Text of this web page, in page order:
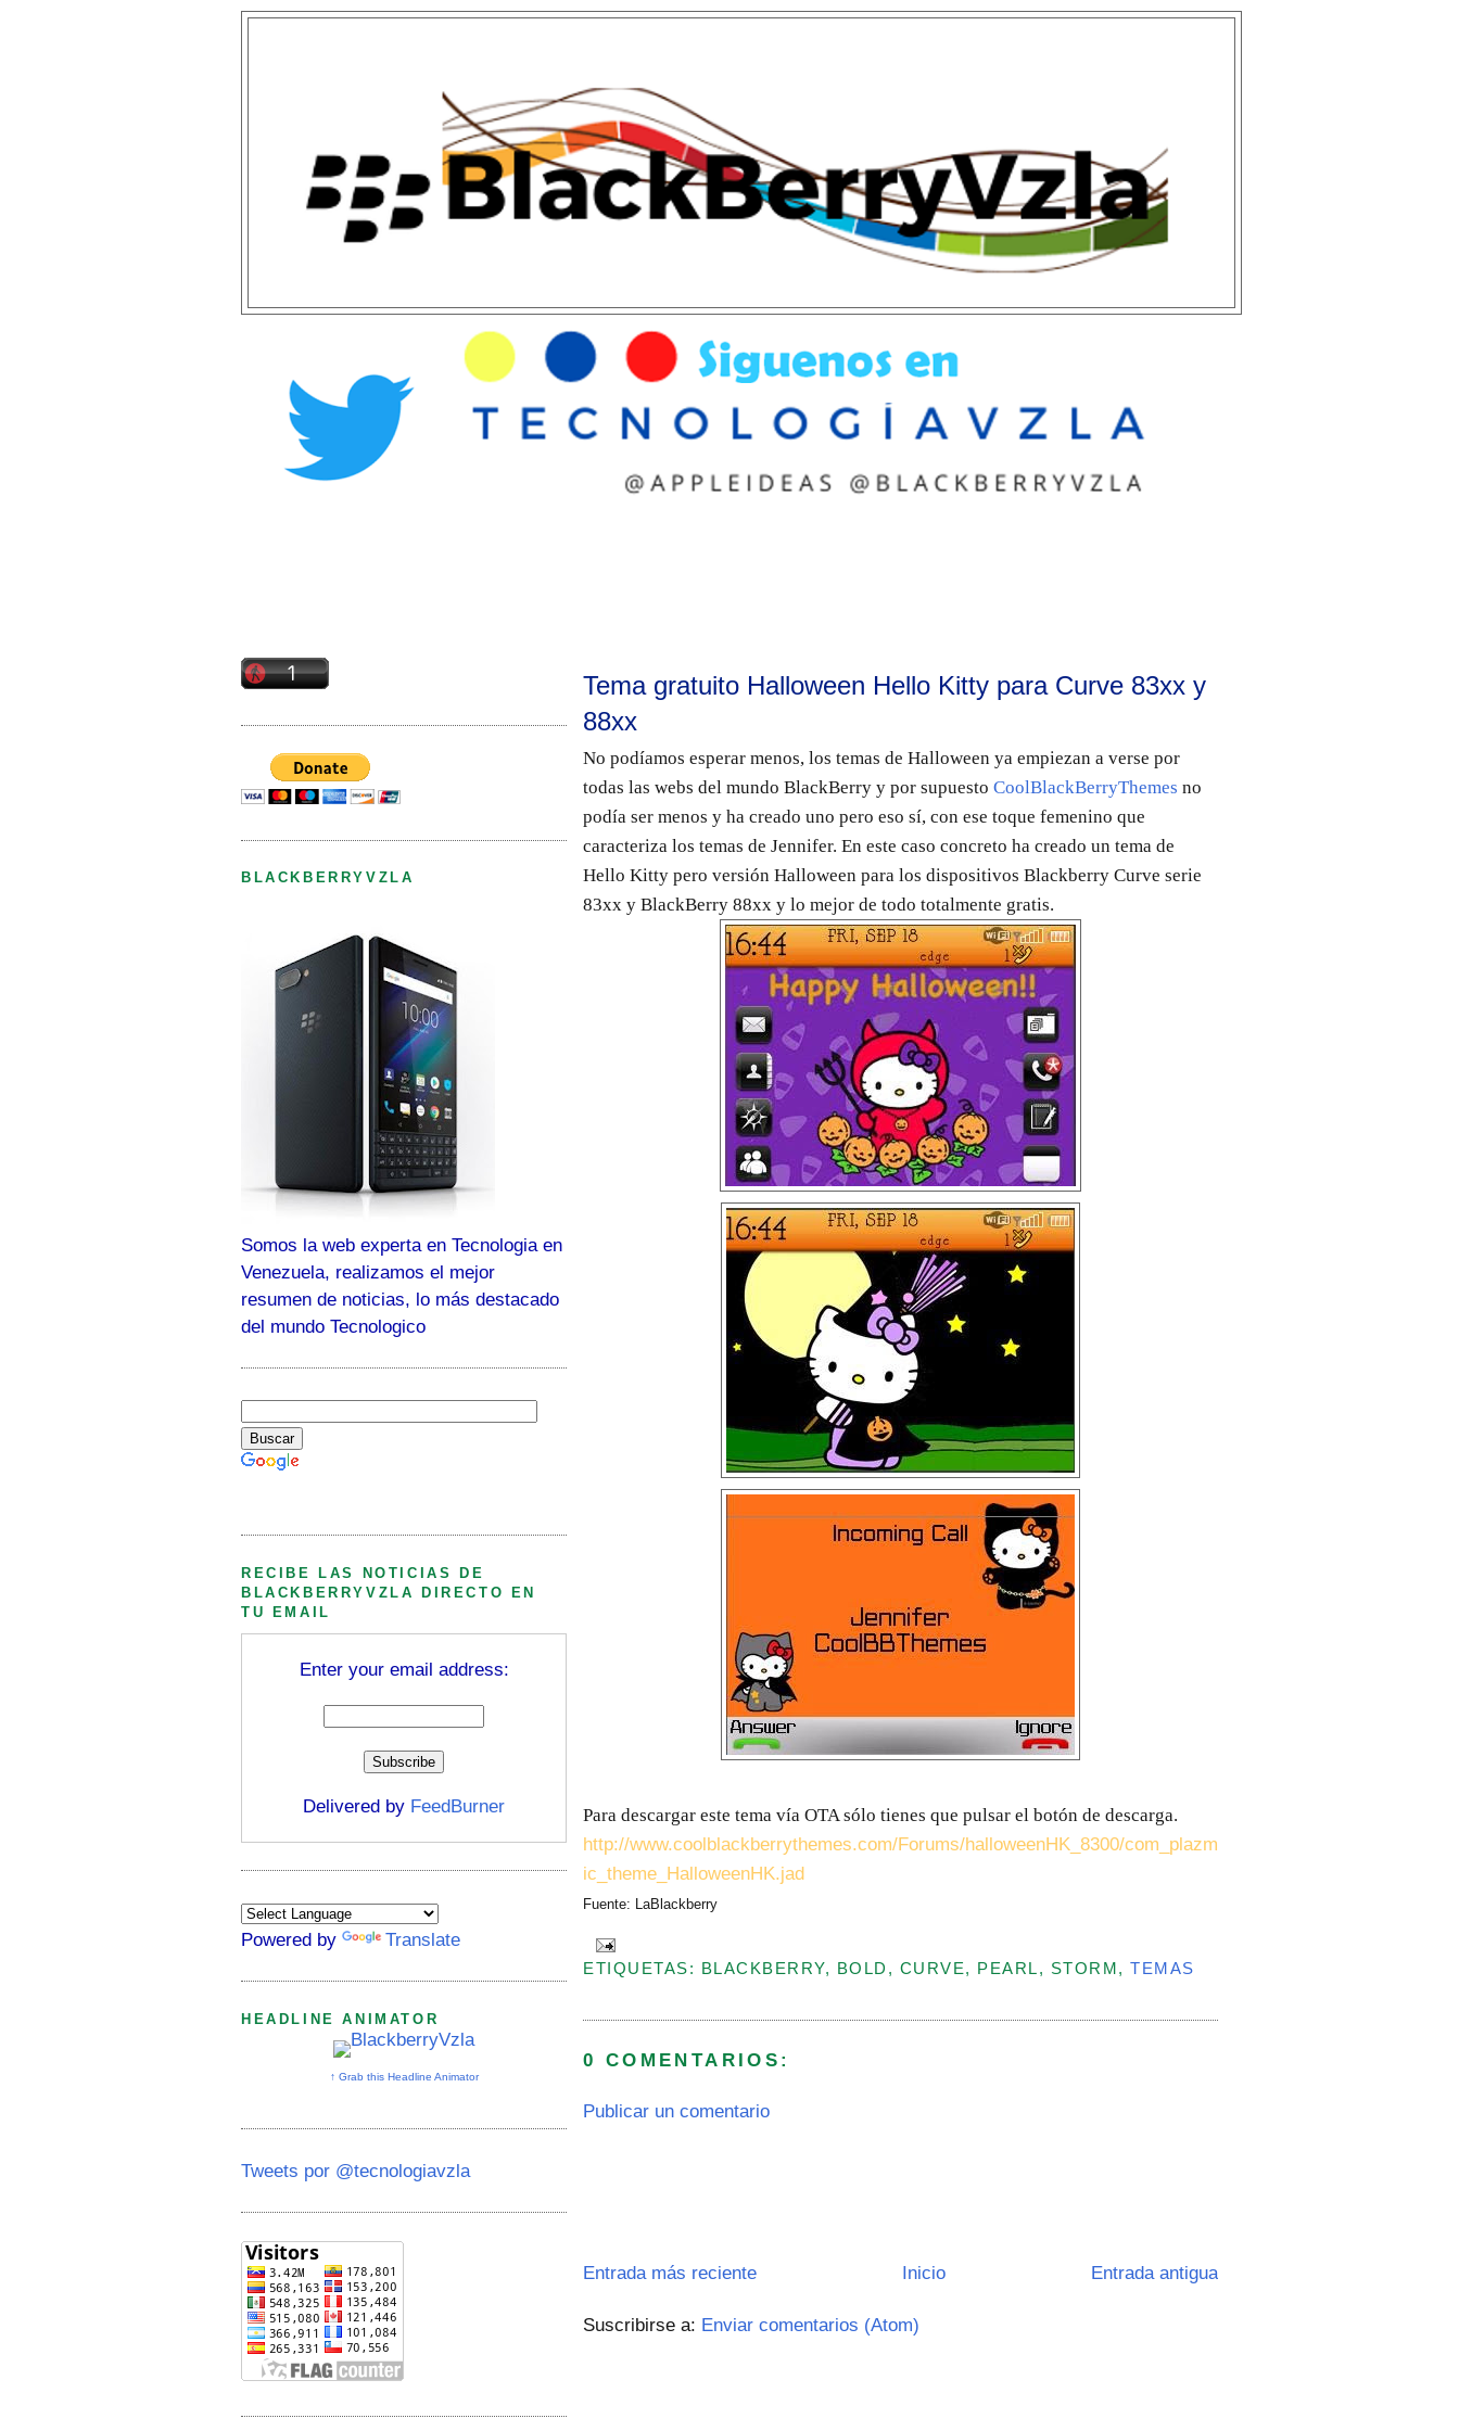
Tema gratuito Halloween Hello Kitty para Curve 83xx y
88xx
No podíamos esperar menos, los temas de Halloween ya empiezan a verse por
todas las webs del mundo BlackBerry y por supuesto CoolBlackBerryThemes no
podía ser menos y ha creado uno pero eso sí, con ese toque femenino que
caracteriza los temas de Jennifer. En este caso concreto ha creado un tema de
Hello Kitty pero versión Halloween para los dispositivos Blackberry Curve serie
83xx y BlackBerry 88xx y lo mejor de todo totalmente gratis.
Para descargar este tema vía OTA sólo tienes que pulsar el botón de descarga.
http://www.coolblackberrythemes.com/Forums/halloweenHK_8300/com_plazm
ic_theme_HalloweenHK.jad
Fuente: LaBlackberry
ETIQUETAS: BLACKBERRY, BOLD, CURVE, PEARL, STORM, TEMAS
0 COMENTARIOS:
Publicar un comentario
Entrada más reciente Entrada antigua
Inicio
Suscribirse a: Enviar comentarios (Atom)
BLACKBERRYVZLA
Somos la web experta en Tecnologia en
Venezuela, realizamos el mejor
resumen de noticias, lo más destacado
del mundo Tecnologico
RECIBE LAS NOTICIAS DE
BLACKBERRYVZLA DIRECTO EN
TU EMAIL
Enter your email address:
Delivered by FeedBurner
Powered by Translate
HEADLINE ANIMATOR
↑ Grab this Headline Animator
Tweets por @tecnologiavzla